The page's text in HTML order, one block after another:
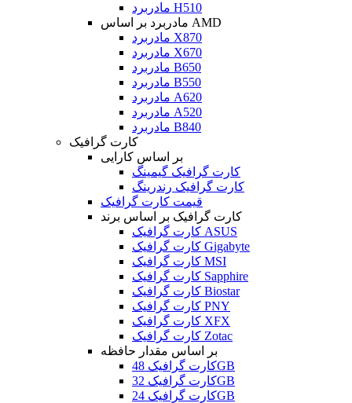
مادربرد H510
مادربرد بر اساس AMD
مادربرد X870
مادربرد X670
مادربرد B650
مادربرد B550
مادربرد A620
مادربرد A520
مادربرد B840
کارت گرافیک
بر اساس کارایی
کارت گرافیک گیمینگ
کارت گرافیک رندرینگ
قیمت کارت گرافیک
کارت گرافیک بر اساس برند
کارت گرافیک ASUS
کارت گرافیک Gigabyte
کارت گرافیک MSI
کارت گرافیک Sapphire
کارت گرافیک Biostar
کارت گرافیک PNY
کارت گرافیک XFX
کارت گرافیک Zotac
بر اساس مقدار حافظه
کارت گرافیک 48GB
کارت گرافیک 32GB
کارت گرافیک 24GB